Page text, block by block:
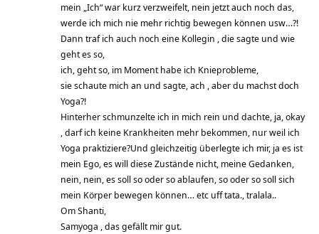
mein „Ich“ war kurz verzweifelt, nein jetzt auch noch das,
werde ich mich nie mehr richtig bewegen können usw…?!
Dann traf ich auch noch eine Kollegin , die sagte und wie
geht es so,
ich, geht so, im Moment habe ich Knieprobleme,
sie schaute mich an und sagte, ach , aber du machst doch
Yoga?!
Hinterher schmunzelte ich in mich rein und dachte, ja, okay
, darf ich keine Krankheiten mehr bekommen, nur weil ich
Yoga praktiziere?Und gleichzeitig überlegte ich mir, ja es ist
mein Ego, es will diese Zustände nicht, meine Gedanken,
nein, nein, es soll so oder so ablaufen, so oder so soll sich
mein Körper bewegen können… etc uff tata., tralala..
Om Shanti,
Samyoga , das gefällt mir gut.